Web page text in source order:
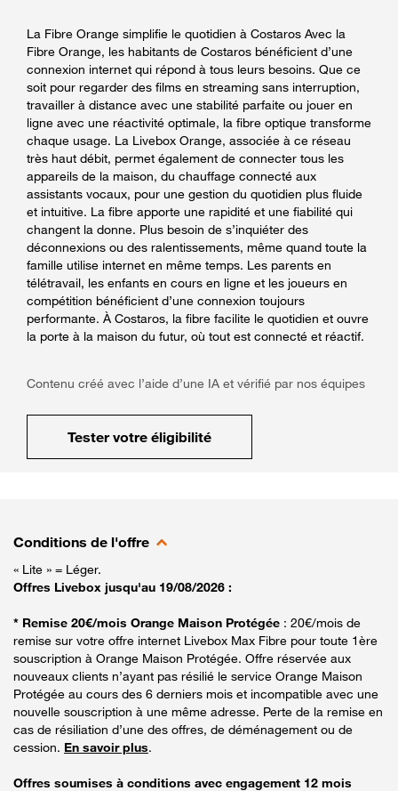
La Fibre Orange simplifie le quotidien à Costaros Avec la
Fibre Orange, les habitants de Costaros bénéficient d’une
connexion internet qui répond à tous leurs besoins. Que ce
soit pour regarder des films en streaming sans interruption,
travailler à distance avec une stabilité parfaite ou jouer en
ligne avec une réactivité optimale, la fibre optique transforme
chaque usage. La Livebox Orange, associée à ce réseau
très haut débit, permet également de connecter tous les
appareils de la maison, du chauffage connecté aux
assistants vocaux, pour une gestion du quotidien plus fluide
et intuitive. La fibre apporte une rapidité et une fiabilité qui
changent la donne. Plus besoin de s’inquiéter des
déconnexions ou des ralentissements, même quand toute la
famille utilise internet en même temps. Les parents en
télétravail, les enfants en cours en ligne et les joueurs en
compétition bénéficient d’une connexion toujours
performante. À Costaros, la fibre facilite le quotidien et ouvre
la porte à la maison du futur, où tout est connecté et réactif.
Contenu créé avec l’aide d’une IA et vérifié par nos équipes
Tester votre éligibilité
Conditions de l'offre
« Lite » = Léger.
Offres Livebox jusqu'au 19/08/2026 :
* Remise 20€/mois Orange Maison Protégée : 20€/mois de
remise sur votre offre internet Livebox Max Fibre pour toute 1ère
souscription à Orange Maison Protégée. Offre réservée aux
nouveaux clients n’ayant pas résilié le service Orange Maison
Protégée au cours des 6 derniers mois et incompatible avec une
nouvelle souscription à une même adresse. Perte de la remise en
cas de résiliation d’une des offres, de déménagement ou de
cession. En savoir plus.
Offres soumises à conditions avec engagement 12 mois